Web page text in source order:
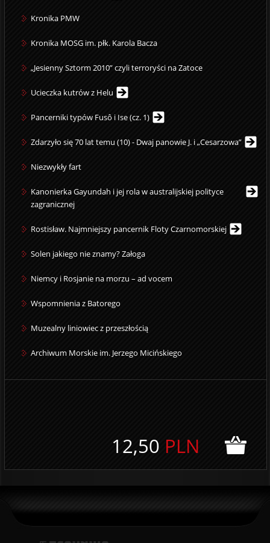
Kronika PMW
Kronika MOSG im. płk. Karola Bacza
„Jesienny Sztorm 2010” czyli terroryści na Zatoce
Ucieczka kutrów z Helu
Pancerniki typów Fusô i Ise (cz. 1)
Zdarzyło się 70 lat temu (10) - Dwaj panowie J. i „Cesarzowa”
Niezwykły fart
Kanonierka Gayundah i jej rola w australijskiej polityce
zagranicznej
Rostisław. Najmniejszy pancernik Floty Czarnomorskiej
Solen jakiego nie znamy? Załoga
Niemcy i Rosjanie na morzu – ad vocem
Wspomnienia z Batorego
Muzealny liniowiec z przeszłością
Archiwum Morskie im. Jerzego Micińskiego
12,50 PLN